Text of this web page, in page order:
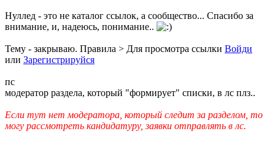
Нуллед - это не каталог ссылок, а сообщество... Спасибо за
внимание, и, надеюсь, понимание..
Тему - закрываю. Правила > Для просмотра ссылки Войди
или Зарегистрируйся
пс
модератор раздела, который "формирует" списки, в лс плз..
Если тут нет модератора, который следит за разделом, то
могу рассмотреть кандидатуру, заявки отправлять в лс.